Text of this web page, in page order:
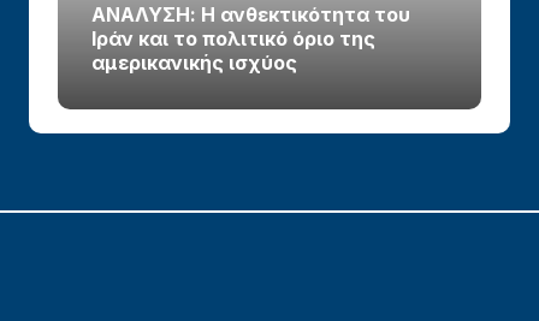
ΑΝΑΛΥΣΗ: Η ανθεκτικότητα του
Ιράν και το πολιτικό όριο της
αμερικανικής ισχύος